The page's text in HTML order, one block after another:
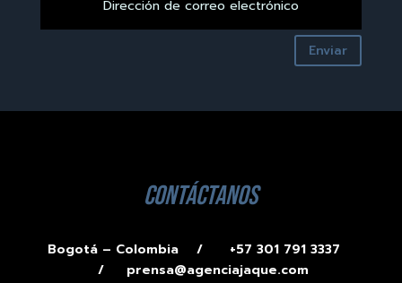
Enviar
contáctanos
Bogotá – Colombia /
+57 301 791 3337
/ prensa@agenciajaque.com